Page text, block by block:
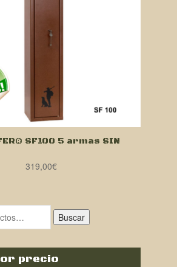
SF100 5 armas SIN
319,00€
Buscar
precio